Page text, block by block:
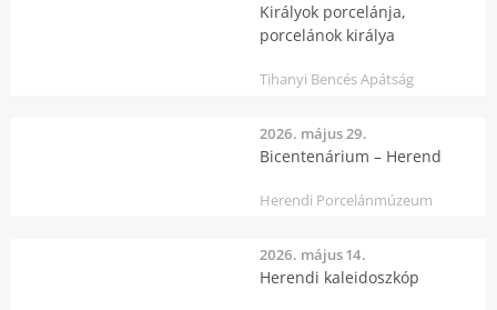
Királyok porcelánja,
porcelánok királya
Tihanyi Bencés Apátság
2026. május 29.
Bicentenárium – Herend
Herendi Porcelánmúzeum
2026. május 14.
Herendi kaleidoszkóp